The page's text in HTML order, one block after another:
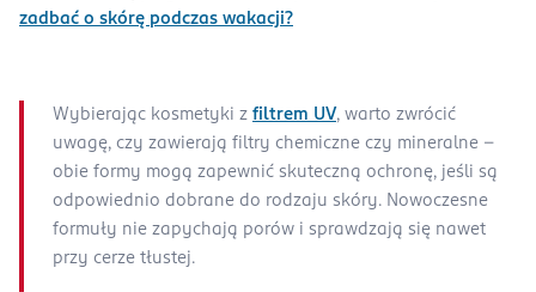
zadbać o skórę podczas wakacji?
Wybierając kosmetyki z filtrem UV, warto zwrócić
uwagę, czy zawierają filtry chemiczne czy mineralne –
obie formy mogą zapewnić skuteczną ochronę, jeśli są
odpowiednio dobrane do rodzaju skóry. Nowoczesne
formuły nie zapychają porów i sprawdzają się nawet
przy cerze tłustej.